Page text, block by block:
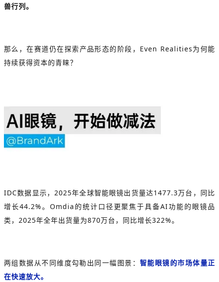
兽行列。
那么，在赛道仍在探索产品形态的阶段，Even Realities为何能
持续获得资本的青睐？
IDC数据显示，2025年全球智能眼镜出货量达1477.3万台，同比
增长44.2%。Omdia的统计口径更聚焦于具备AI功能的眼镜品
类，2025年全年出货量为870万台，同比增长322%。
两组数据从不同维度勾勒出同一幅图景： 智能眼镜的市场体量正
在快速放大。